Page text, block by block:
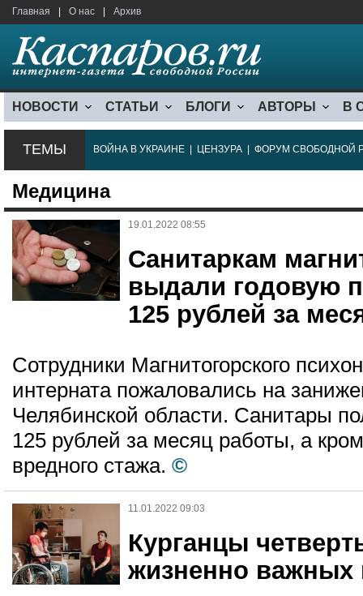
Главная О нас Архив
НОВОСТИ СТАТЬИ БЛОГИ АВТОРЫ В
ТЕМЫ ВОЙНА В УКРАИНЕ ЦЕНЗУРА ФОРУМ СВОБОДНОЙ
Медицина
19.01.2022 08:55
Санитаркам
выдали годовую
125 рублей за
Сотрудники Магнитогорского
интерната пожаловались на
Челябинской области. Санитары
125 рублей за месяц работы, а
вредного стажа. ©
11.01.2022 09:03
Курганцы
жизненно важных